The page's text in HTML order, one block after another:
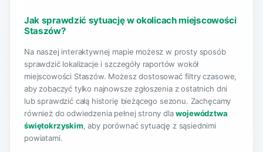
Jak sprawdzić sytuację w okolicach miejscowości
Staszów?
Na naszej interaktywnej mapie możesz w prosty sposób
sprawdzić lokalizacje i szczegóły raportów wokół
miejscowości Staszów. Możesz dostosować filtry czasowe,
aby zobaczyć tylko najnowsze zgłoszenia z ostatnich dni
lub sprawdzić całą historię bieżącego sezonu. Zachęcamy
również do odwiedzenia pełnej strony dlawojewództwa
świętokrzyskim, aby porównać sytuację z sąsiednimi
powiatami.